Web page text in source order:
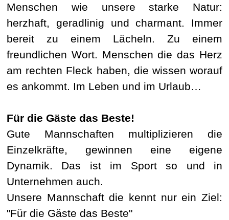
Menschen wie unsere starke Natur:
herzhaft, geradlinig und charmant. Immer
bereit zu einem Lächeln. Zu einem
freundlichen Wort. Menschen die das Herz
am rechten Fleck haben, die wissen worauf
es ankommt. Im Leben und im Urlaub…
Für die Gäste das Beste!
Gute Mannschaften multiplizieren die
Einzelkräfte, gewinnen eine eigene
Dynamik. Das ist im Sport so und in
Unternehmen auch.
Unsere Mannschaft die kennt nur ein Ziel:
"Für die Gäste das Beste"